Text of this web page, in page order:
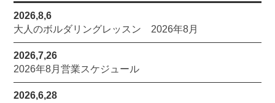
2026,8,6
大人のボルダリングレッスン 2026年8月
2026,7,26
2026年8月営業スケジュール
2026,6,28